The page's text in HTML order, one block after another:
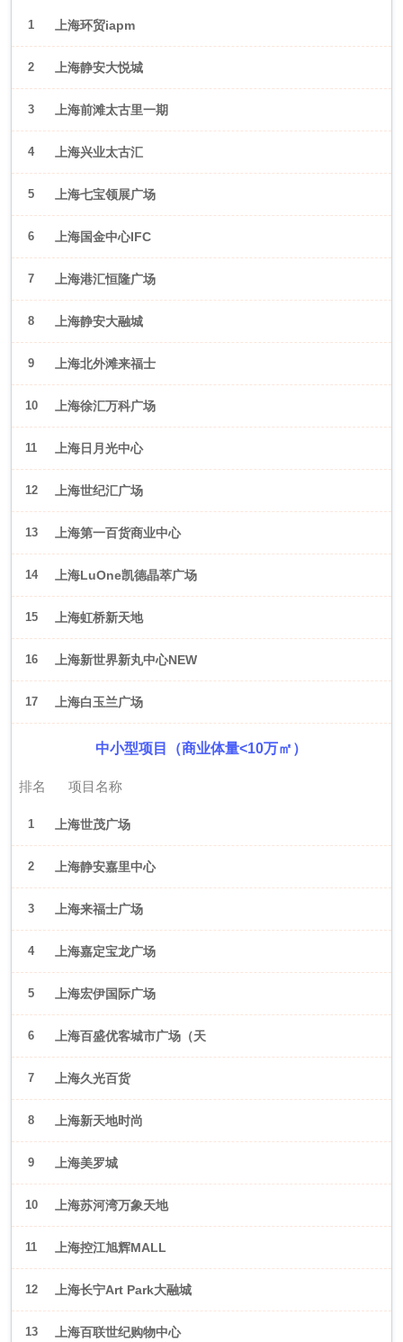
1 上海环贸iapm
2 上海静安大悦城
3 上海前滩太古里一期
4 上海兴业太古汇
5 上海七宝领展广场
6 上海国金中心IFC
7 上海港汇恒隆广场
8 上海静安大融城
9 上海北外滩来福士
10 上海徐汇万科广场
11 上海日月光中心
12 上海世纪汇广场
13 上海第一百货商业中心
14 上海LuOne凯德晶萃广场
15 上海虹桥新天地
16 上海新世界新丸中心NEW
ONE
17 上海白玉兰广场
中小型项目（商业体量<10万㎡）
排名 项目名称
1 上海世茂广场
2 上海静安嘉里中心
3 上海来福士广场
4 上海嘉定宝龙广场
5 上海宏伊国际广场
6 上海百盛优客城市广场（天
山店）
7 上海久光百货
8 上海新天地时尚
9 上海美罗城
10 上海苏河湾万象天地
11 上海控江旭辉MALL
12 上海长宁Art Park大融城
13 上海百联世纪购物中心